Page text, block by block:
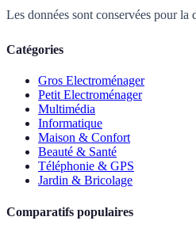
Les données sont conservées pour
Catégories
Gros Electroménager
Petit Electroménager
Multimédia
Informatique
Maison & Confort
Beauté & Santé
Téléphonie & GPS
Jardin & Bricolage
Comparatifs populaires